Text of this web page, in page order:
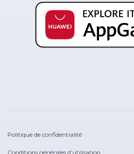
Politique de confidentialité
Conditions générales d’utilisation